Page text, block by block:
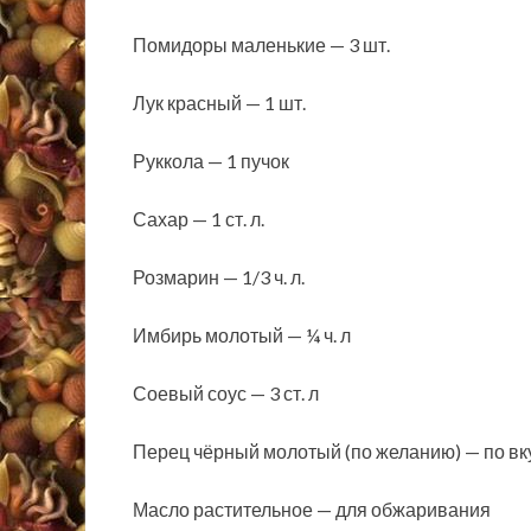
Помидоры маленькие — 3 шт.
Лук красный — 1 шт.
Руккола — 1 пучок
Сахар — 1 ст. л.
Розмарин — 1/3 ч. л.
Имбирь молотый — ¼ ч. л
Соевый соус — 3 ст. л
Перец чёрный молотый (по желанию) — по
Масло растительное — для обжаривания